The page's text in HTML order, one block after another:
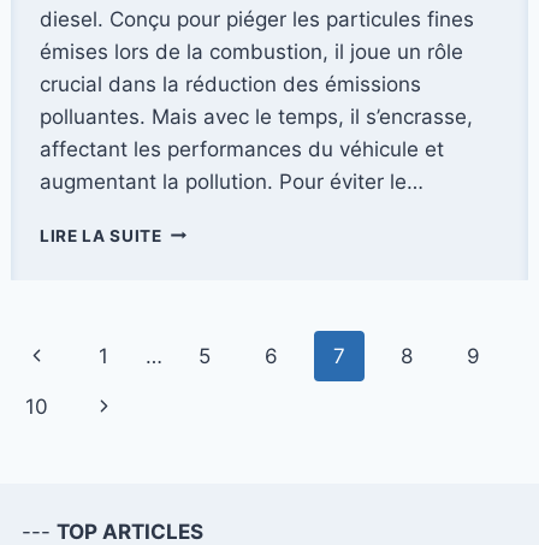
diesel. Conçu pour piéger les particules fines
émises lors de la combustion, il joue un rôle
crucial dans la réduction des émissions
polluantes. Mais avec le temps, il s’encrasse,
affectant les performances du véhicule et
augmentant la pollution. Pour éviter le…
LIRE LA SUITEGARANTIE
Navigation
de
Page
précédente
1 … 5 6 7 8 9
10
Page
--- TOP ARTICLES